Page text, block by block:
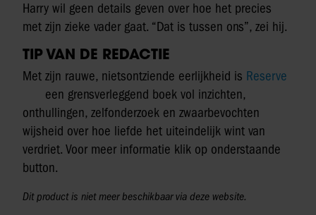
Harry wil geen details geven over hoe het precies
met zijn zieke vader gaat. “Dat is tussen ons”, zei hij.
TIP VAN DE REDACTIE
Met zijn rauwe, nietsontziende eerlijkheid is Reserve
een grensverleggend boek vol inzichten,
onthullingen, zelfonderzoek en zwaarbevochten
wijsheid over hoe liefde het uiteindelijk wint van
verdriet. Voor meer informatie klik op onderstaande
button.
Dit product is niet meer beschikbaar via deze website.